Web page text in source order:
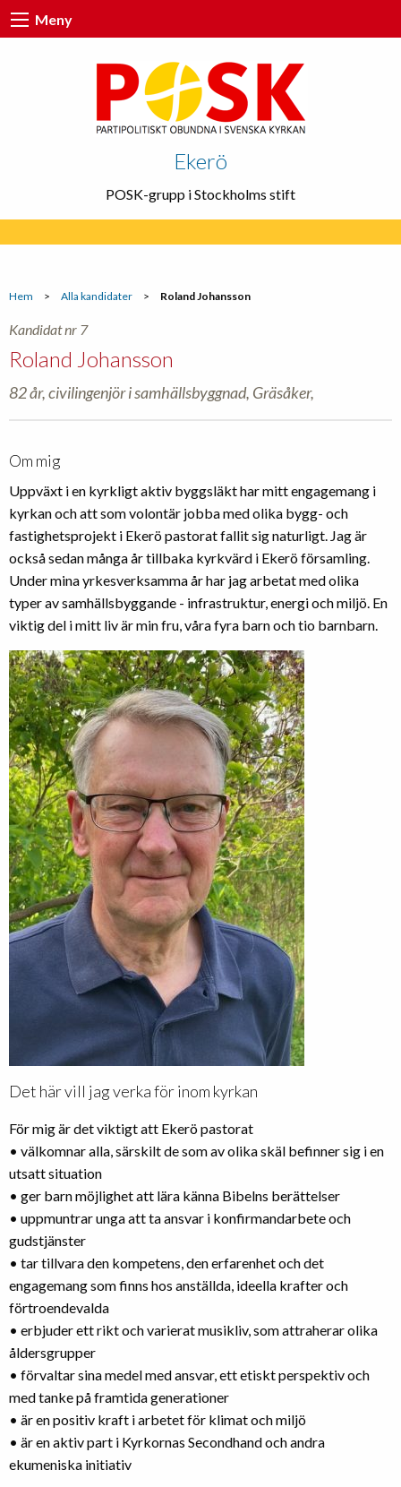
Meny
Ekerö
POSK-grupp i Stockholms stift
Hem > Alla kandidater > Roland Johansson
Kandidat nr 7
Roland Johansson
82 år, civilingenjör i samhällsbyggnad, Gräsåker,
Om mig
Uppväxt i en kyrkligt aktiv byggsläkt har mitt engagemang i
kyrkan och att som volontär jobba med olika bygg- och
fastighetsprojekt i Ekerö pastorat fallit sig naturligt. Jag är
också sedan många år tillbaka kyrkvärd i Ekerö församling.
Under mina yrkesverksamma år har jag arbetat med olika
typer av samhällsbyggande - infrastruktur, energi och miljö. En
viktig del i mitt liv är min fru, våra fyra barn och tio barnbarn.
Det här vill jag verka för inom kyrkan
För mig är det viktigt att Ekerö pastorat
• välkomnar alla, särskilt de som av olika skäl befinner sig i en
utsatt situation
• ger barn möjlighet att lära känna Bibelns berättelser
• uppmuntrar unga att ta ansvar i konfirmandarbete och
gudstjänster
• tar tillvara den kompetens, den erfarenhet och det
engagemang som finns hos anställda, ideella krafter och
förtroendevalda
• erbjuder ett rikt och varierat musikliv, som attraherar olika
åldersgrupper
• förvaltar sina medel med ansvar, ett etiskt perspektiv och
med tanke på framtida generationer
• är en positiv kraft i arbetet för klimat och miljö
• är en aktiv part i Kyrkornas Secondhand och andra
ekumeniska initiativ